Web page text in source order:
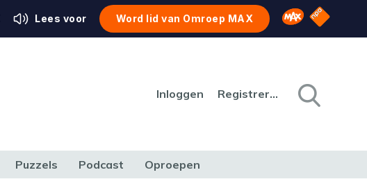
Lees voor Word lid van Omroep MAX Omroep MAX
NPO
Inloggen Registreren
Puzzels Podcast Oproepen